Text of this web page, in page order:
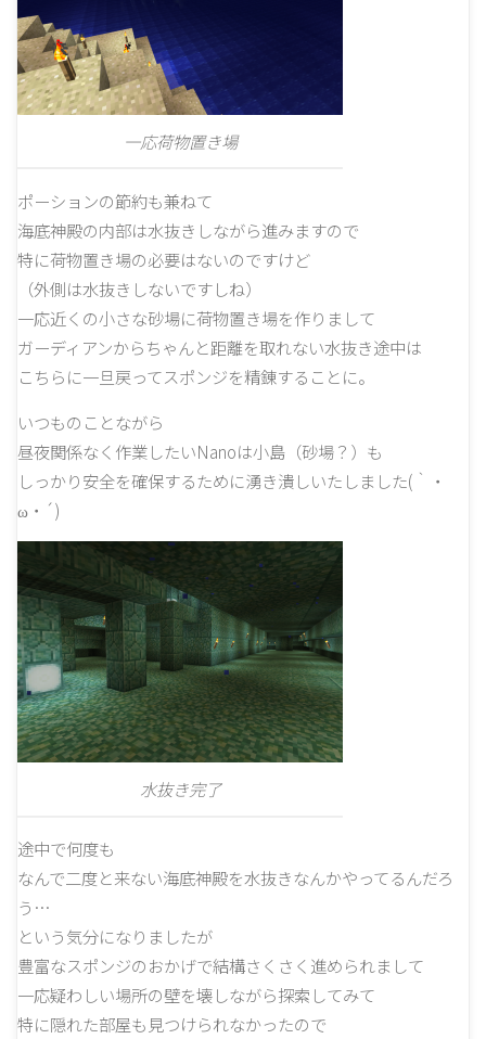
一応荷物置き場
ポーションの節約も兼ねて
海底神殿の内部は水抜きしながら進みますので
特に荷物置き場の必要はないのですけど
（外側は水抜きしないですしね）
一応近くの小さな砂場に荷物置き場を作りまして
ガーディアンからちゃんと距離を取れない水抜き途中は
こちらに一旦戻ってスポンジを精錬することに。
いつものことながら
昼夜関係なく作業したいNanoは小島（砂場？）も
しっかり安全を確保するために湧き潰しいたしました(｀・
ω・´)
水抜き完了
途中で何度も
なんで二度と来ない海底神殿を水抜きなんかやってるんだろ
う…
という気分になりましたが
豊富なスポンジのおかげで結構さくさく進められまして
一応疑わしい場所の壁を壊しながら探索してみて
特に隠れた部屋も見つけられなかったので